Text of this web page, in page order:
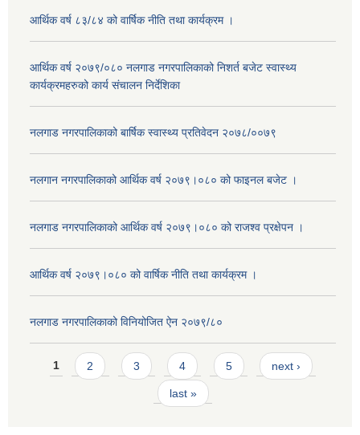
आर्थिक वर्ष ८३/८४ को वार्षिक नीति तथा कार्यक्रम ।
आर्थिक वर्ष २०७९/०८० नलगाड नगरपालिकाको निशर्त बजेट स्वास्थ्य
कार्यक्रमहरुको कार्य संचालन निर्देशिका
नलगाड नगरपालिकाको बार्षिक स्वास्थ्य प्रतिवेदन २०७८/००७९
नलगान नगरपालिकाको आर्थिक वर्ष २०७९।०८० को फाइनल बजेट ।
नलगाड नगरपालिकाको आर्थिक वर्ष २०७९।०८० को राजश्व प्रक्षेपन ।
आर्थिक वर्ष २०७९।०८० को वार्षिक नीति तथा कार्यक्रम ।
नलगाड नगरपालिकाको विनियोजित ऐन २०७९/८०
Pages
1 2 3 4 5 next ›
last »